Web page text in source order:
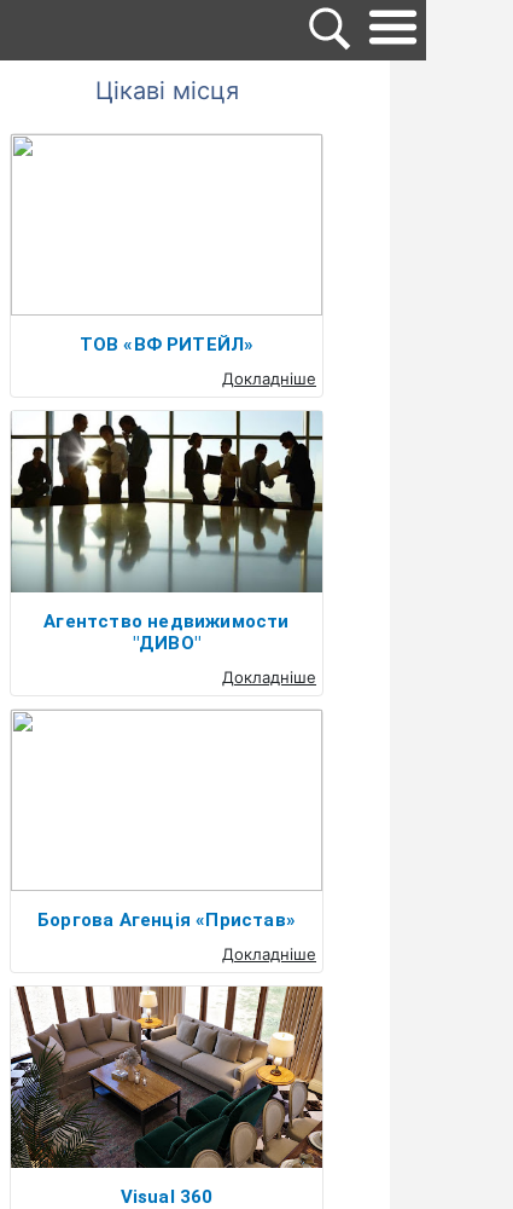
Цікаві місця
ТОВ «ВФ РИТЕЙЛ»
Докладніше
Агентство недвижимости
"ДИВО"
Докладніше
Боргова Агенція «Пристав»
Докладніше
Visual 360